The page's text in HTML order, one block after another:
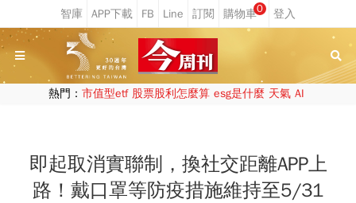
0
熱門： 市值型etf 股票股利怎麼算 esg是什麼 天氣 AI
即起取消實聯制，換社交距離APP上
路！戴口罩等防疫措施維持至5/31